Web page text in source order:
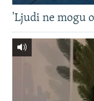
'Ljudi ne mogu